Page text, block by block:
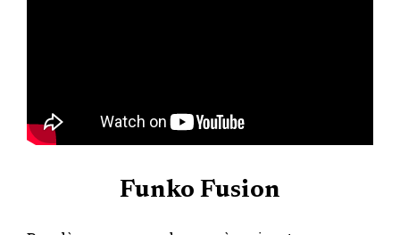
Funko Fusion